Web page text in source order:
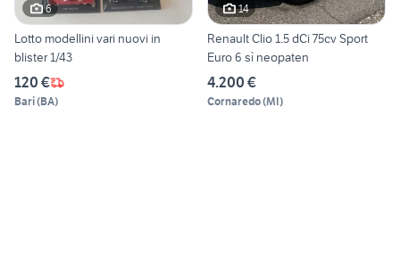
6
Lotto modellini vari nuovi in
blister 1/43
120 €
Bari(BA)
14
Renault Clio 1.5 dCi 75cv Sport
Euro 6 sì neopaten
4.200 €
Cornaredo(MI)